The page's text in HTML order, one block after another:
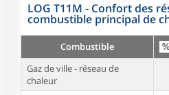
LOG T11M - Confort des
combustible principal de
Combustible
Gaz de ville - réseau de
chaleur